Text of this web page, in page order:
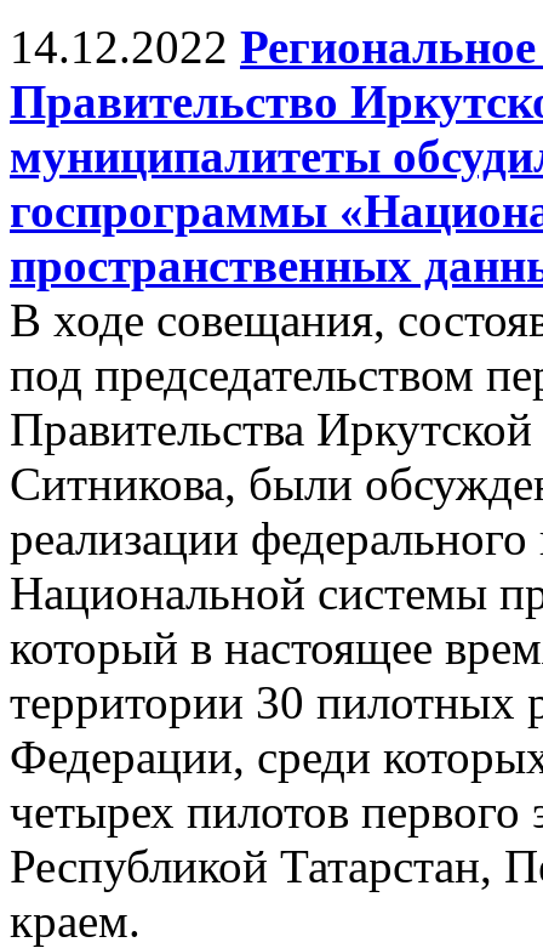
14.12.2022
Правительство
муниципалитеты
госпрограммы
пространственных
В ходе совещания,
под председательством
Правительства
Ситникова, были
реализации
Национальной системы
который в настоящее
территории 30 пилотных
Федерации, среди
четырех пилотов первого
Республикой Татарстан,
краем.